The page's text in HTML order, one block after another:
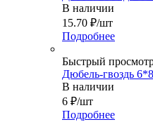
В наличии
15.70 ₽/шт
Подробнее
Быстрый
Дюбель-гвоздь
В наличии
6 ₽/шт
Подробнее